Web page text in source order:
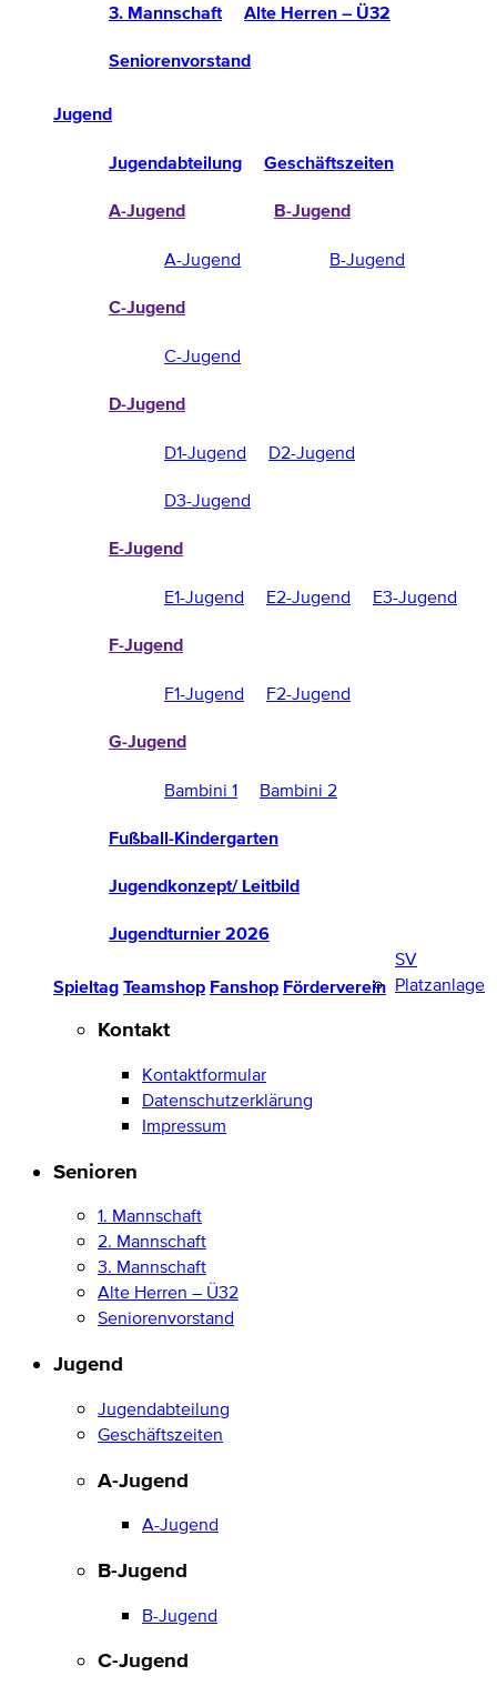
3. Mannschaft Alte Herren – Ü32
Seniorenvorstand
Jugend
Jugendabteilung Geschäftszeiten
A-Jugend
A-Jugend
B-Jugend
B-Jugend
C-Jugend
C-Jugend
D-Jugend
D1-Jugend
D2-Jugend
D3-Jugend
E-Jugend
E1-Jugend E2-Jugend E3-Jugend
F-Jugend
F1-Jugend F2-Jugend
G-Jugend
Bambini 1 Bambini 2
Fußball-Kindergarten
Jugendkonzept/ Leitbild
Jugendturnier 2026
Spieltag Teamshop Fanshop Förderverein
SV
Platzanlage
Kontakt
Kontaktformular
Datenschutzerklärung
Impressum
Senioren
1. Mannschaft
2. Mannschaft
3. Mannschaft
Alte Herren – Ü32
Seniorenvorstand
Jugend
Jugendabteilung
Geschäftszeiten
A-Jugend
A-Jugend
B-Jugend
B-Jugend
C-Jugend